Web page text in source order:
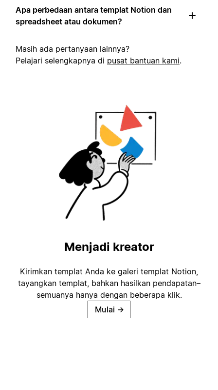
Apa perbedaan antara templat Notion dan
spreadsheet atau dokumen?
Masih ada pertanyaan lainnya?
Pelajari selengkapnya di pusat bantuan kami.
Menjadi kreator
Kirimkan templat Anda ke galeri templat Notion,
tayangkan templat, bahkan hasilkan pendapatan–
semuanya hanya dengan beberapa klik.
Mulai →